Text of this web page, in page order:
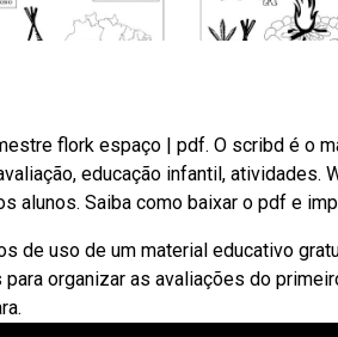
flork espaço | pdf. O scribd é o
educação infantil, atividades.
alunos. Saiba como baixar o pdf e
de uso de um material educativo
organizar as avaliações do